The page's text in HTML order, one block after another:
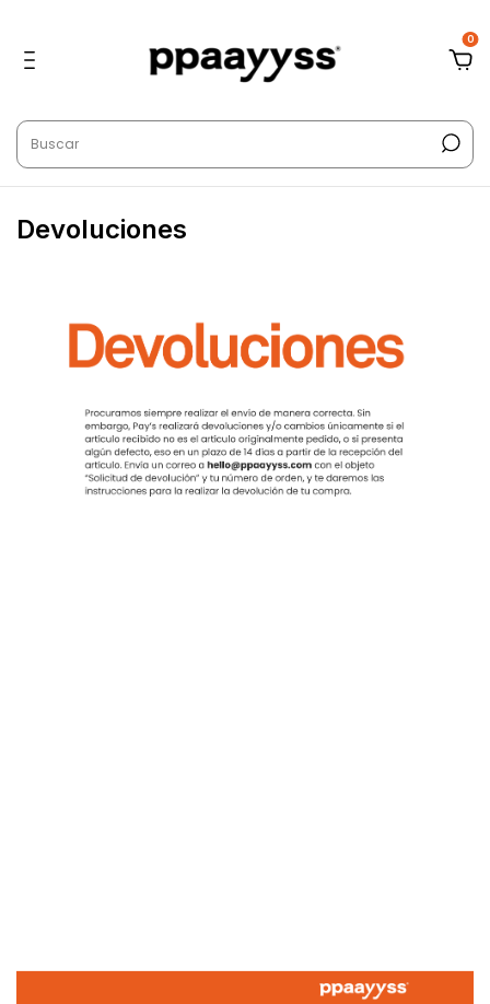
0
Devoluciones